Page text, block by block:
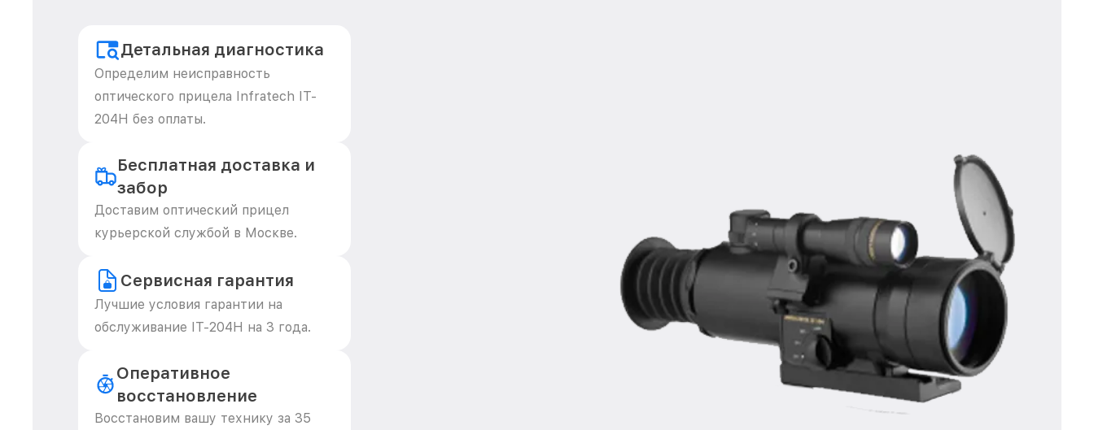
Детальная диагностика
Определим неисправность
оптического прицела Infratech IT-
204H без оплаты.
Бесплатная доставка и
забор
Доставим оптический прицел
курьерской службой в Москве.
Сервисная гарантия
Лучшие условия гарантии на
обслуживание IT-204H на 3 года.
Оперативное
восстановление
Восстановим вашу технику за 35